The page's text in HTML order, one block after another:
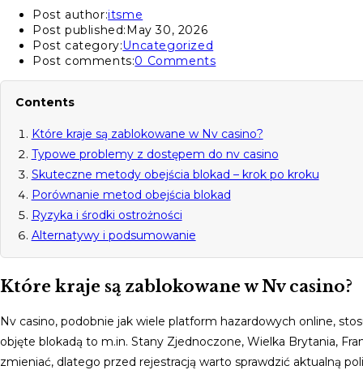
Post author:itsme
Post published:May 30, 2026
Post category:Uncategorized
Post comments:0 Comments
Contents
Które kraje są zablokowane w Nv casino?
Typowe problemy z dostępem do nv casino
Skuteczne metody obejścia blokad – krok po kroku
Porównanie metod obejścia blokad
Ryzyka i środki ostrożności
Alternatywy i podsumowanie
Które kraje są zablokowane w Nv casino?
Nv casino, podobnie jak wiele platform hazardowych online,
objęte blokadą to m.in. Stany Zjednoczone, Wielka Brytania,
zmieniać, dlatego przed rejestracją warto sprawdzić aktualną